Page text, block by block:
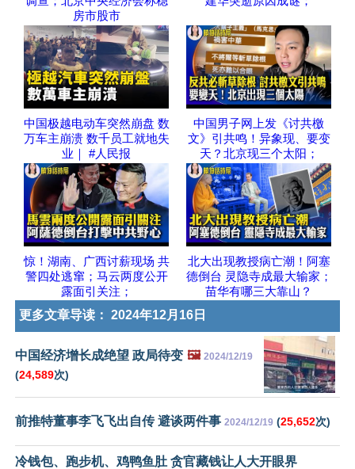
房市股市
中国极越电动车突然崩盘 数
万车主崩溃 数千员工就地失
业｜ #人民报
中国男子网上发《讨共檄
文》引共鸣！异象现、要变
天？北京现三个太阳；
惊！湖南、广西讨薪现场 共
警四处逃窜；马云两度公开
露面引关注；
北大出现教授病亡潮！阿塞
德倒台 灵隐寺成最大输家；
苗华有哪三大靠山？
更多文章导读： 2024年12月16日
中国经济增长成绝望 政局待变 🖼️ 2024/12/19
(24,589次)
前推特董事李飞飞出自传 避谈两件事 2024/12/19 (25,652次)
冷钱包、跑步机、鸡鸭鱼肚 贪官藏钱让人大开眼界